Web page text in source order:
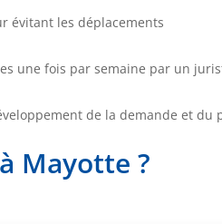
évitant les déplacements
une fois par semaine par un
de la demande et du
Mayotte ?